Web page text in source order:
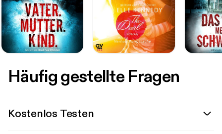
Häufig gestellte Fragen
Kostenlos Testen